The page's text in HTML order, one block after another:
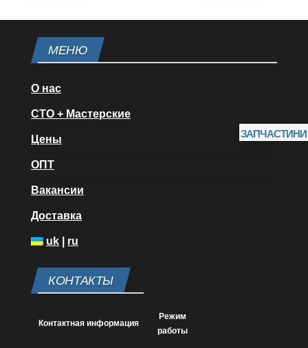
МЕНЮ
О нас
СТО + Мастерские
Цены
ОПТ
Вакансии
Доставка
uk ru
КОНТАКТЫ
Контактная информация
Режим
работы
ЗАПЧАСТИНИ